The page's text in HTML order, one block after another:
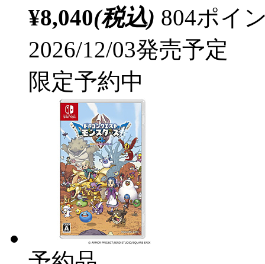
¥8,040(税込) 804ポイ
2026/12/03発売予定
限定予約中